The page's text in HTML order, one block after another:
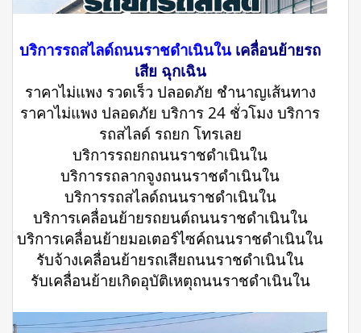
บริการรถสไลด์ถนนราชดำเนินใน เคลื่อนย้ายรถ
เสีย ฉุกเฉิน
ราคาไม่แพง รวดเร็ว ปลอดภัย ชำนาญเส้นทาง
ราคาไม่แพง ปลอดภัย บริการ 24 ชั่วโมง บริการ
รถสไลด์ รถยก โทรเลย
บริการรถยกถนนราชดำเนินใน
บริการรถลากจูงถนนราชดำเนินใน
บริการรถสไลด์ถนนราชดำเนินใน
บริการเคลื่อนย้ายรถยนต์ถนนราชดำเนินใน
บริการเคลื่อนย้ายมอเตอร์ไซค์ถนนราชดำเนินใน
รับจ้างเคลื่อนย้ายรถเสียถนนราชดำเนินใน
รับเคลื่อนย้ายเกิดอุบัติเหตุถนนราชดำเนินใน